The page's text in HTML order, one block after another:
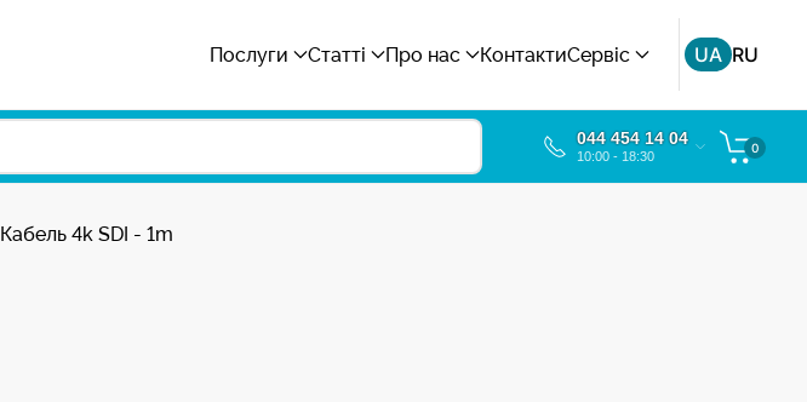
Послуги Статті Про нас КонтактиСервіс UA RU
044 454 14 04
10:00 - 18:30
0
Кабель 4k SDI - 1m